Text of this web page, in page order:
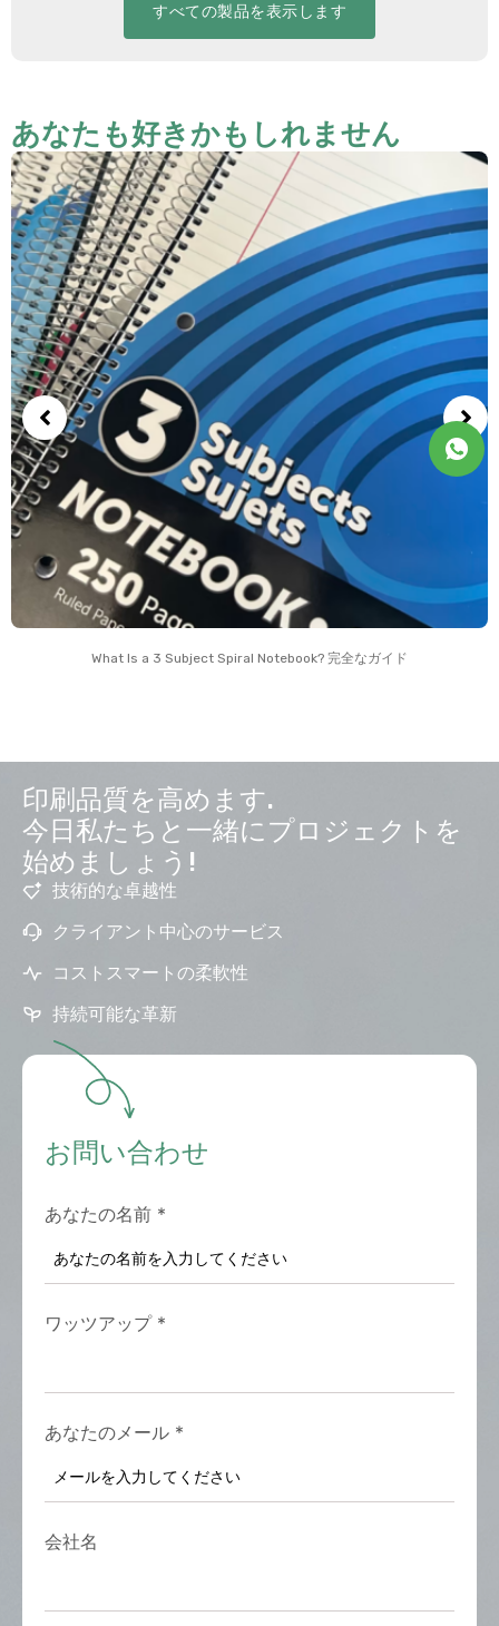
すべての製品を表示します
あなたも好きかもしれません
What Is a 3 Subject Spiral Notebook? 完全なガイド
印刷品質を高めます.
今日私たちと一緒にプロジェクトを
始めましょう!
技術的な卓越性
クライアント中心のサービス
コストスマートの柔軟性
持続可能な革新
お問い合わせ
あなたの名前 *
ワッツアップ *
あなたのメール *
会社名